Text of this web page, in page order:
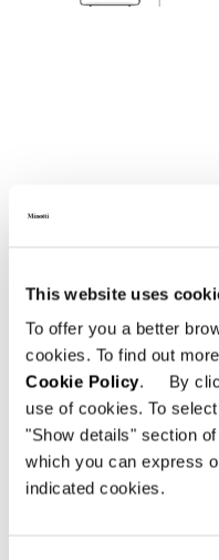
This website uses
To offer you a better
cookies. To find out
Cookie Policy. By
use of cookies. To
"Show details" section
which you can express
indicated cookies.
BENCH CM